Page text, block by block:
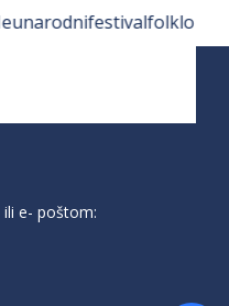
ili e- poštom: